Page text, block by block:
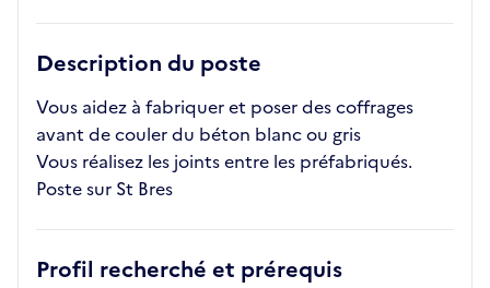
Description du poste
Vous aidez à fabriquer et poser des coffrages
avant de couler du béton blanc ou gris
Vous réalisez les joints entre les préfabriqués.
Poste sur St Bres
Profil recherché et prérequis